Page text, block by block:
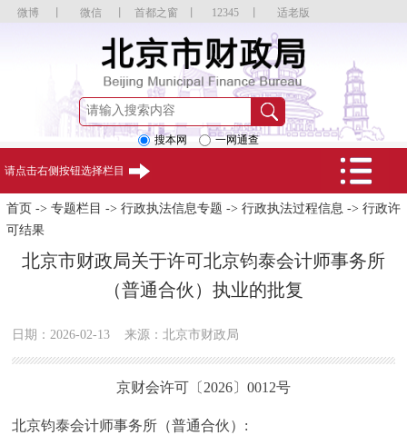
微博 微信 12345 适老版
首都之窗
搜本网 一网通查
请点击右侧按钮选择栏目
首页 -> 专题栏目 -> 行政执法信息专题 -> 行政执法过程信息 -> 行政许
可结果
北京市财政局关于许可北京钧泰会计师事务所
（普通合伙）执业的批复
日期：2026-02-13 来源：北京市财政局
京财会许可〔2026〕0012号
北京钧泰会计师事务所（普通合伙）: